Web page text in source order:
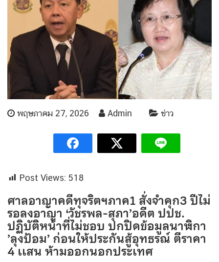
พฤษภาคม 27, 2026 Admin ข่าว
Post Views: 518
ศาลอาญาคดีทุจริตฯภาค1 สั่งจำคุก3 ปีไม่
รอลงอาญา ‘วัชรพล-สุภา’อดีต ปปช.
ปฏิบัติหน้าที่ไม่ชอบ ปกปิดข้อมูลนาฬิกา
’ลุงป้อม’ ก่อนให้ประกันสู้อุทธรณ์ ตีราคา
4 เเสน ห้ามออกนอกประเทศ